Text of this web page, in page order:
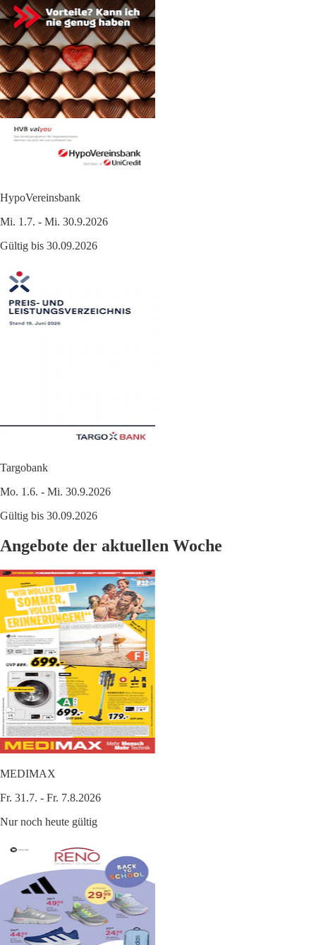
HypoVereinsbank
Mi. 1.7. - Mi. 30.9.2026
Gültig bis 30.09.2026
Targobank
Mo. 1.6. - Mi. 30.9.2026
Gültig bis 30.09.2026
Angebote der aktuellen Woche
MEDIMAX
Fr. 31.7. - Fr. 7.8.2026
Nur noch heute gültig